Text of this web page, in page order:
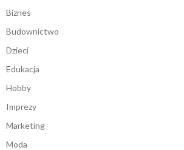
Biznes
Budownictwo
Dzieci
Edukacja
Hobby
Imprezy
Marketing
Moda